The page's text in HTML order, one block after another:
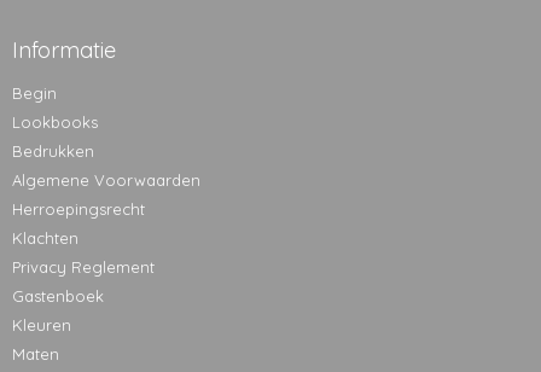
Informatie
Begin
Lookbooks
Bedrukken
Algemene Voorwaarden
Herroepingsrecht
Klachten
Privacy Reglement
Gastenboek
Kleuren
Maten